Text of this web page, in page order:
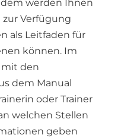
werden Ihnen
Verfügung
als Leitfaden für
können. Im
den
dem Manual
oder Trainer
welchen Stellen
geben